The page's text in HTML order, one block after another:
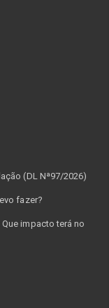
(DL Nª97/2026)
fazer?
impacto terá no